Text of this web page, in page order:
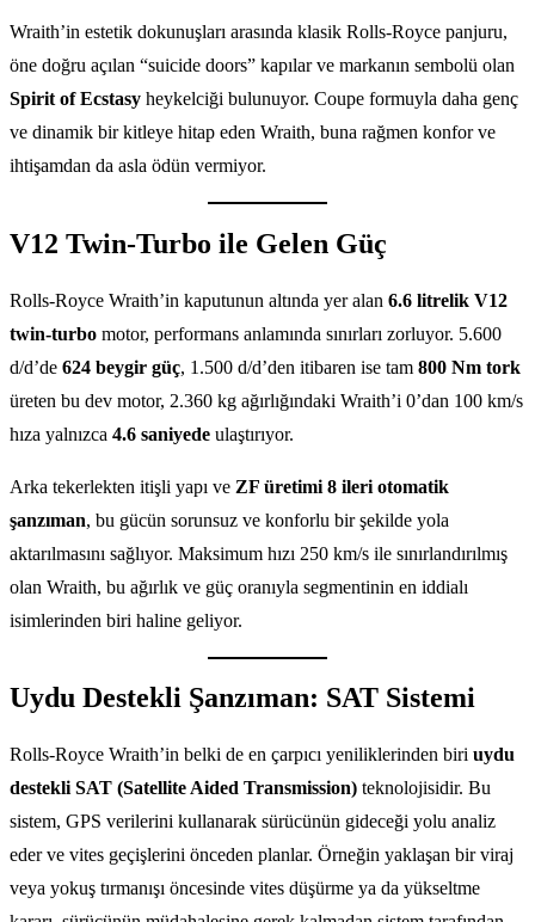
Wraith’in estetik dokunuşları arasında klasik Rolls-Royce panjuru,
öne doğru açılan “suicide doors” kapılar ve markanın sembolü olan
Spirit of Ecstasy heykelciği bulunuyor. Coupe formuyla daha genç
ve dinamik bir kitleye hitap eden Wraith, buna rağmen konfor ve
ihtişamdan da asla ödün vermiyor.
V12 Twin-Turbo ile Gelen Güç
Rolls-Royce Wraith’in kaputunun altında yer alan 6.6 litrelik V12
twin-turbo motor, performans anlamında sınırları zorluyor. 5.600
d/d’de 624 beygir güç, 1.500 d/d’den itibaren ise tam 800 Nm tork
üreten bu dev motor, 2.360 kg ağırlığındaki Wraith’i 0’dan 100 km/s
hıza yalnızca 4.6 saniyede ulaştırıyor.
Arka tekerlekten itişli yapı ve ZF üretimi 8 ileri otomatik
şanzıman, bu gücün sorunsuz ve konforlu bir şekilde yola
aktarılmasını sağlıyor. Maksimum hızı 250 km/s ile sınırlandırılmış
olan Wraith, bu ağırlık ve güç oranıyla segmentinin en iddialı
isimlerinden biri haline geliyor.
Uydu Destekli Şanzıman: SAT Sistemi
Rolls-Royce Wraith’in belki de en çarpıcı yeniliklerinden biri uydu
destekli SAT (Satellite Aided Transmission) teknolojisidir. Bu
sistem, GPS verilerini kullanarak sürücünün gideceği yolu analiz
eder ve vites geçişlerini önceden planlar. Örneğin yaklaşan bir viraj
veya yokuş tırmanışı öncesinde vites düşürme ya da yükseltme